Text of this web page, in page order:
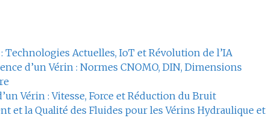
Technologies Actuelles, IoT et Révolution de l’IA
d’un Vérin : Normes CNOMO, DIN, Dimensions
Vérin : Vitesse, Force et Réduction du Bruit
et la Qualité des Fluides pour les Vérins Hydraulique et